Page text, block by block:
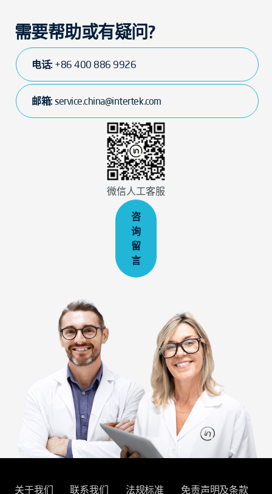
需要帮助或有疑问?
电话: +86 400 886 9926
邮箱:service.china@intertek.com
微信人工客服
咨
询
留
言
关于我们 联系我们 法规标准 免责声明及条款